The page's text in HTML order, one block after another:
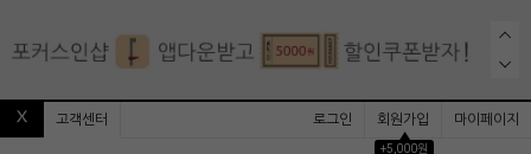
고객센터 로그인
회원가입
▲
+5,000원
마이페이지